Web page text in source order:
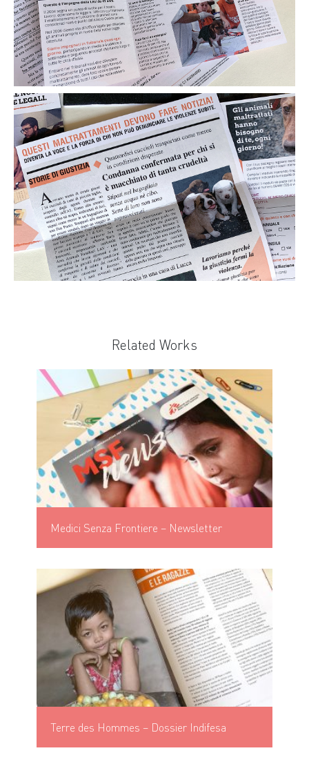
Related Works
Medici Senza Frontiere – Newsletter
Terre des Hommes – Dossier Indifesa